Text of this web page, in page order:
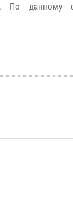
По данному